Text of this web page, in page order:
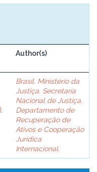
Author(s)
Brasil. Ministério da
Justiça. Secretaria
Nacional de Justiça.
Departamento de
Recuperação de
Ativos e Cooperação
Jurídica
Internacional.